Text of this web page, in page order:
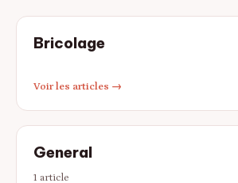
Bricolage
Voir les articles →
General
1 article